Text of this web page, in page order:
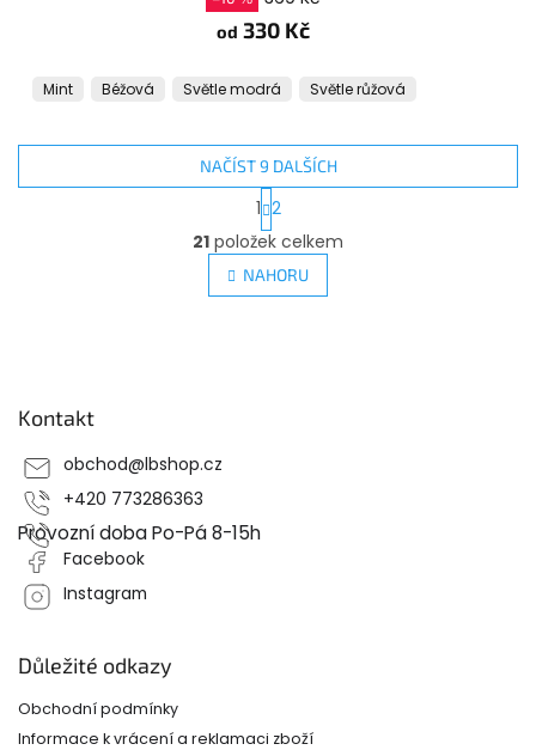
od 330 Kč
Mint Béžová Světle modrá Světle růžová
O
v
l
á
NAČÍST 9 DALŠÍCH
S
t
r
á
n
k
1 2
21 položek celkem
NAHORU
Kontakt
obchod@lbshop.cz
+420 773286363
Provozní doba Po-Pá 8-15h
Facebook
Instagram
Důležité odkazy
Obchodní podmínky
Informace k vrácení a reklamaci zboží